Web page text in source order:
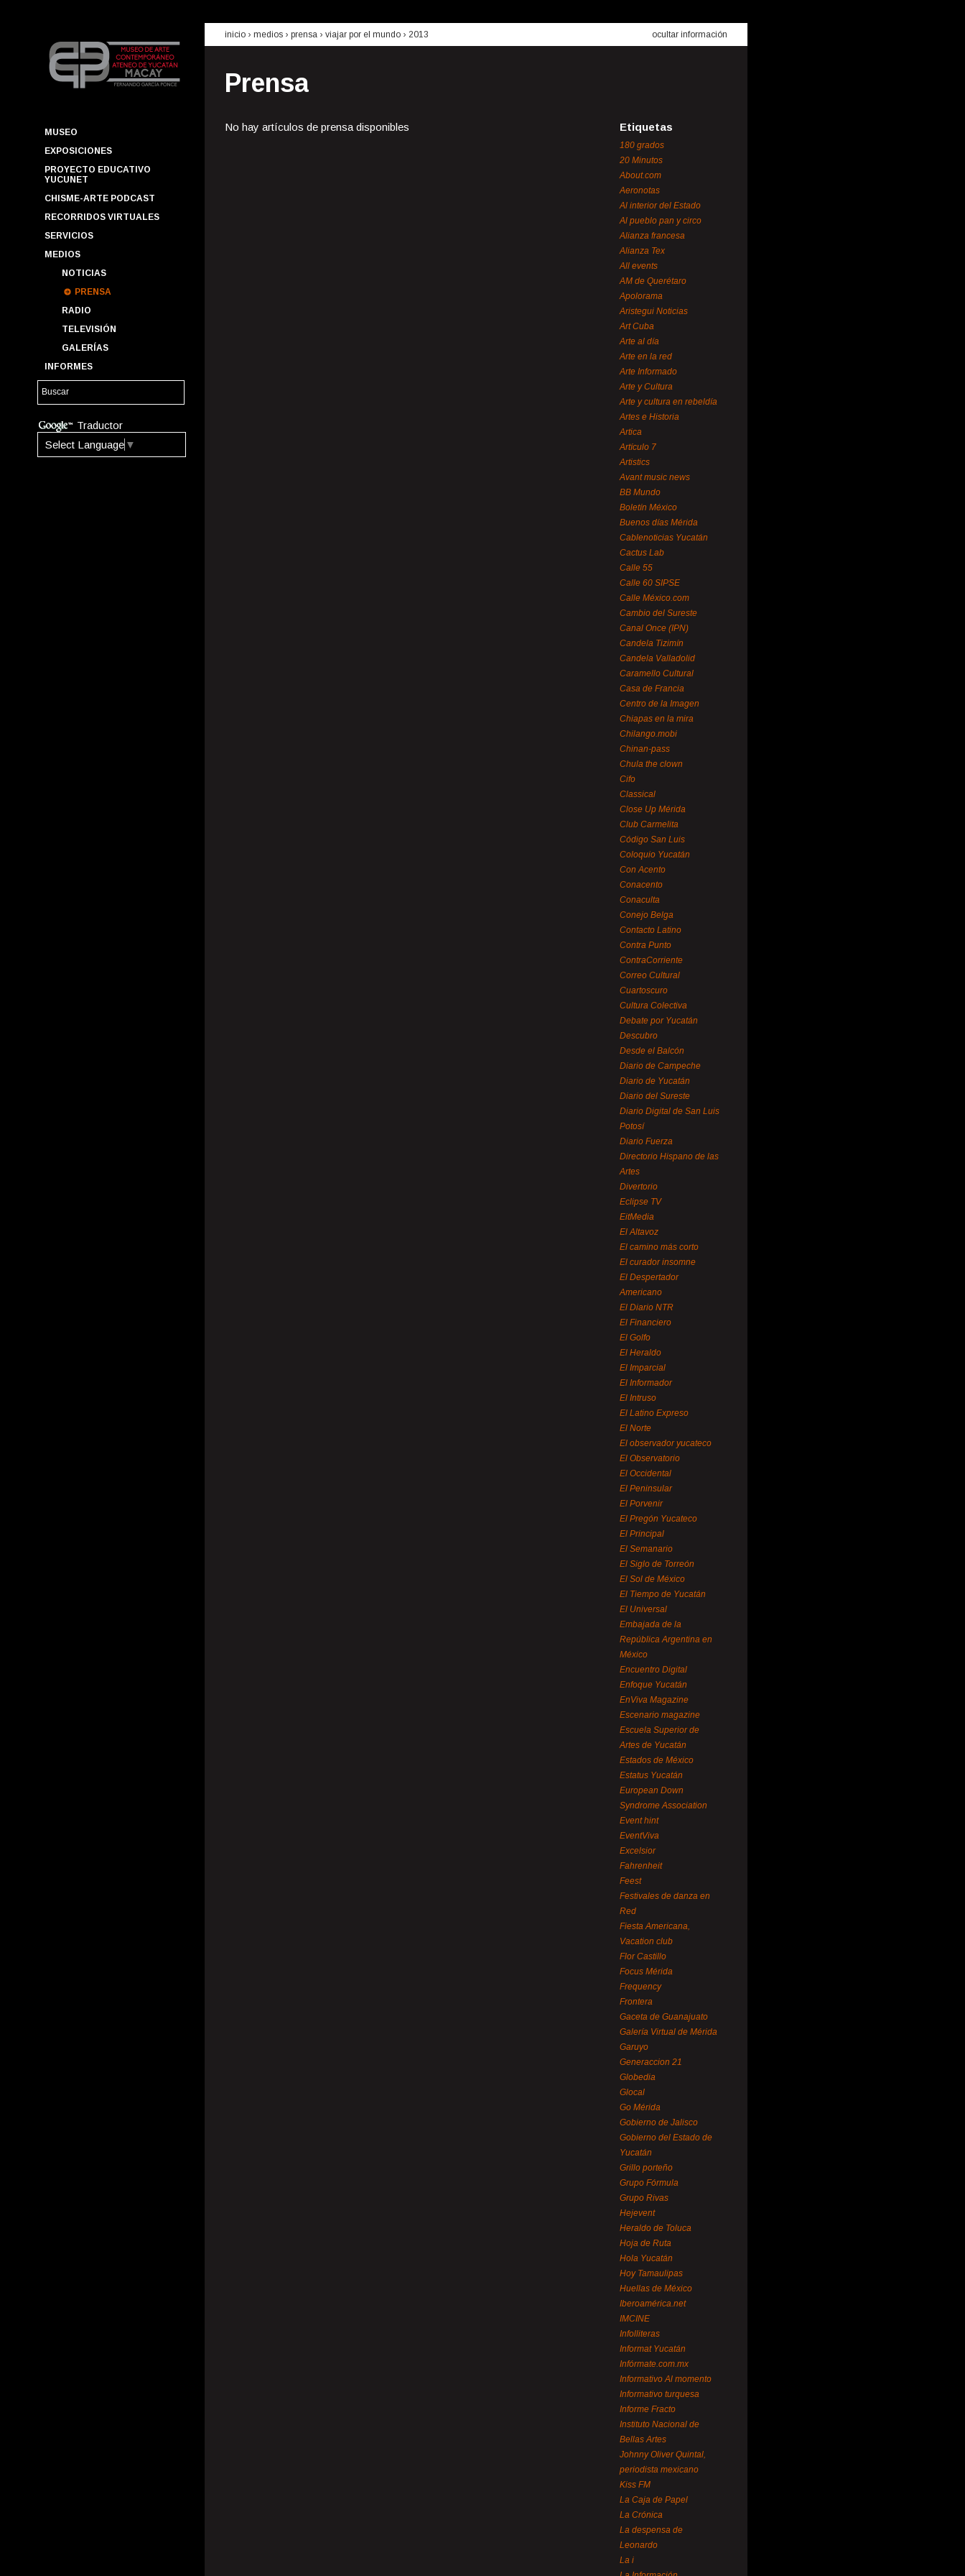
MUSEO
EXPOSICIONES
PROYECTO EDUCATIVO
YUCUNET
CHISME-ARTE PODCAST
RECORRIDOS VIRTUALES
SERVICIOS
MEDIOS
NOTICIAS
PRENSA
RADIO
TELEVISIÓN
GALERÍAS
INFORMES
Traductor
Select Language ▼
inicio › medios › prensa › viajar por el mundo › 2013 ocultar información
Prensa
No hay artículos de prensa disponibles Etiquetas
180 grados
20 Minutos
About.com
Aeronotas
Al interior del Estado
Al pueblo pan y circo
Alianza francesa
Alianza Tex
All events
AM de Querétaro
Apolorama
Aristegui Noticias
Art Cuba
Arte al día
Arte en la red
Arte Informado
Arte y Cultura
Arte y cultura en rebeldía
Artes e Historia
Artica
Artículo 7
Artistics
Avant music news
BB Mundo
Boletín México
Buenos días Mérida
Cablenoticias Yucatán
Cactus Lab
Calle 55
Calle 60 SIPSE
Calle México.com
Cambio del Sureste
Canal Once (IPN)
Candela Tizimín
Candela Valladolid
Caramello Cultural
Casa de Francia
Centro de la Imagen
Chiapas en la mira
Chilango.mobi
Chinan-pass
Chula the clown
Cifo
Classical
Close Up Mérida
Club Carmelita
Código San Luis
Coloquio Yucatán
Con Acento
Conacento
Conaculta
Conejo Belga
Contacto Latino
Contra Punto
ContraCorriente
Correo Cultural
Cuartoscuro
Cultura Colectiva
Debate por Yucatán
Descubro
Desde el Balcón
Diario de Campeche
Diario de Yucatán
Diario del Sureste
Diario Digital de San Luis
Potosí
Diario Fuerza
Directorio Hispano de las
Artes
Divertorio
Eclipse TV
EitMedia
El Altavoz
El camino más corto
El curador insomne
El Despertador
Americano
El Diario NTR
El Financiero
El Golfo
El Heraldo
El Imparcial
El Informador
El Intruso
El Latino Expreso
El Norte
El observador yucateco
El Observatorio
El Occidental
El Peninsular
El Porvenir
El Pregón Yucateco
El Principal
El Semanario
El Siglo de Torreón
El Sol de México
El Tiempo de Yucatán
El Universal
Embajada de la
República Argentina en
México
Encuentro Digital
Enfoque Yucatán
EnViva Magazine
Escenario magazine
Escuela Superior de
Artes de Yucatán
Estados de México
Estatus Yucatán
European Down
Syndrome Association
Event hint
EventViva
Excelsior
Fahrenheit
Feest
Festivales de danza en
Red
Fiesta Americana,
Vacation club
Flor Castillo
Focus Mérida
Frequency
Frontera
Gaceta de Guanajuato
Galería Virtual de Mérida
Garuyo
Generaccion 21
Globedia
Glocal
Go Mérida
Gobierno de Jalisco
Gobierno del Estado de
Yucatán
Grillo porteño
Grupo Fórmula
Grupo Rivas
Hejevent
Heraldo de Toluca
Hoja de Ruta
Hola Yucatán
Hoy Tamaulipas
Huellas de México
Iberoamérica.net
IMCINE
Infolliteras
Informat Yucatán
Infórmate.com.mx
Informativo Al momento
Informativo turquesa
Informe Fracto
Instituto Nacional de
Bellas Artes
Johnny Oliver Quintal,
periodista mexicano
Kiss FM
La Caja de Papel
La Crónica
La despensa de
Leonardo
La i